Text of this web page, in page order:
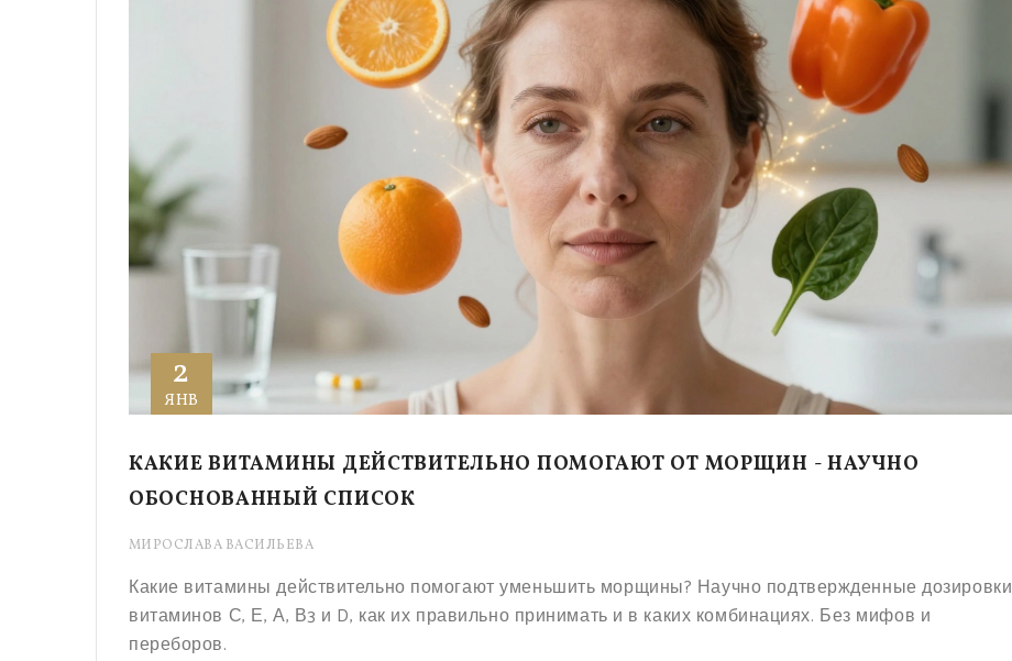
2
ЯНВ
КАКИЕ ВИТАМИНЫ ДЕЙСТВИТЕЛЬНО ПОМОГАЮТ ОТ МОРЩИН - НАУЧНО
ОБОСНОВАННЫЙ СПИСОК
МИРОСЛАВА ВАСИЛЬЕВА
Какие витамины действительно помогают уменьшить морщины? Научно подтвержденные дозировки
витаминов С, Е, А, В3 и D, как их правильно принимать и в каких комбинациях. Без мифов и
переборов.